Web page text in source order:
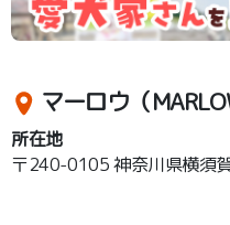
マーロウ（
所在地
〒240-0105 神奈川県横須